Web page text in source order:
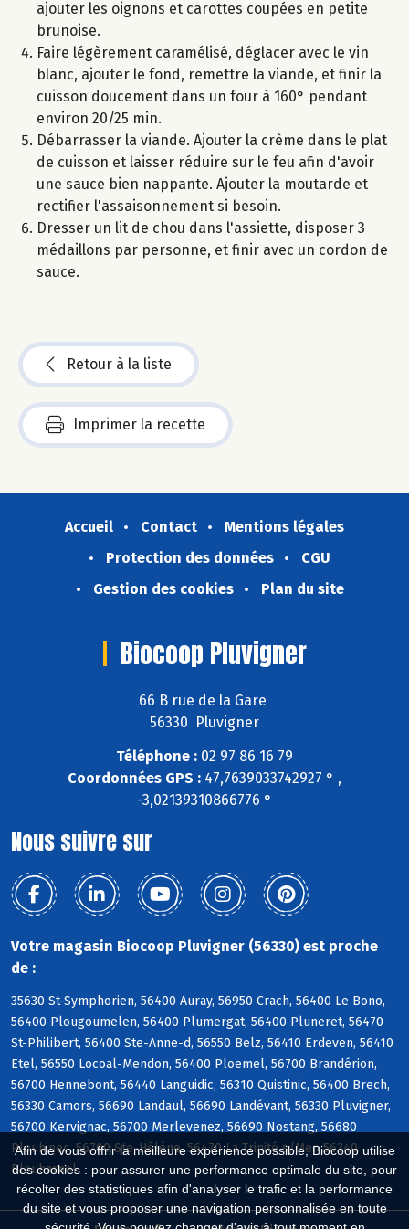
Afin de vous offrir la meilleure expérience possible, Biocoop utilise
des cookies : pour assurer une performance optimale du site, pour
récolter des statistiques afin d'analyser le trafic et la performance
du site et vous proposer une navigation personnalisée en toute
ajouter les oignons et carottes coupées en petite
brunoise.
Faire légèrement caramélisé, déglacer avec le vin
blanc, ajouter le fond, remettre la viande, et finir la
cuisson doucement dans un four à 160° pendant
environ 20/25 min.
Débarrasser la viande. Ajouter la crème dans le plat
de cuisson et laisser réduire sur le feu afin d'avoir
une sauce bien nappante. Ajouter la moutarde et
rectifier l'assaisonnement si besoin.
Dresser un lit de chou dans l'assiette, disposer 3
médaillons par personne, et finir avec un cordon de
sauce.
Retour à la liste
Imprimer la recette
Accueil Contact
Mentions légales
Protection des données
CGU
Gestion des cookies
Plan du site
Biocoop Pluvigner
66 B rue de la Gare
56330 Pluvigner
Téléphone : 02 97 86 16 79
Coordonnées GPS : 47,7639033742927 ° ,
-3,02139310866776 °
Nous suivre sur
Votre magasin Biocoop Pluvigner (56330) est proche
de :
35630 St-Symphorien, 56400 Auray, 56950 Crach, 56400 Le Bono,
56400 Plougoumelen, 56400 Plumergat, 56400 Pluneret, 56470
St-Philibert, 56400 Ste-Anne-d, 56550 Belz, 56410 Erdeven, 56410
Etel, 56550 Locoal-Mendon, 56400 Ploemel, 56700 Brandérion,
56700 Hennebont, 56440 Languidic, 56310 Quistinic, 56400 Brech,
56330 Camors, 56690 Landaul, 56690 Landévant, 56330 Pluvigner,
56700 Kervignac, 56700 Merlevenez, 56690 Nostang, 56680
Plouhinec, 56700 Ste-Hélène, 56470 La Trinité s/Mer, 56340
Plouharnel